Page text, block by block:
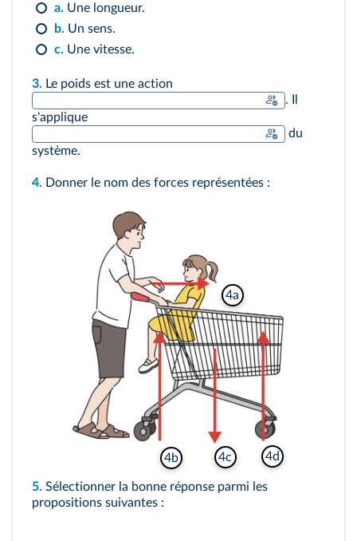
a. Une longueur.
b. Un sens.
c. Une vitesse.
3. Le poids est une action
. Il
s'applique
du
système.
4. Donner le nom des forces représentées :
4a
4b 4c 4d
5. Sélectionner la bonne réponse parmi les
propositions suivantes :